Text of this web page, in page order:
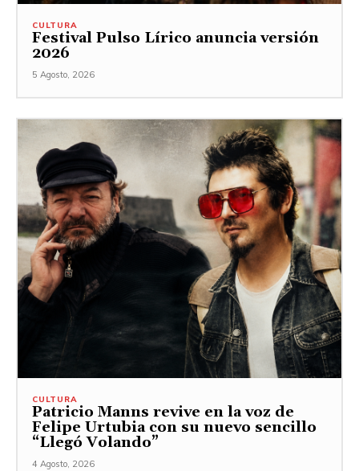
CULTURA
Festival Pulso Lírico anuncia versión
2026
5 Agosto, 2026
CULTURA
Patricio Manns revive en la voz de
Felipe Urtubia con su nuevo sencillo
“Llegó Volando”
4 Agosto, 2026